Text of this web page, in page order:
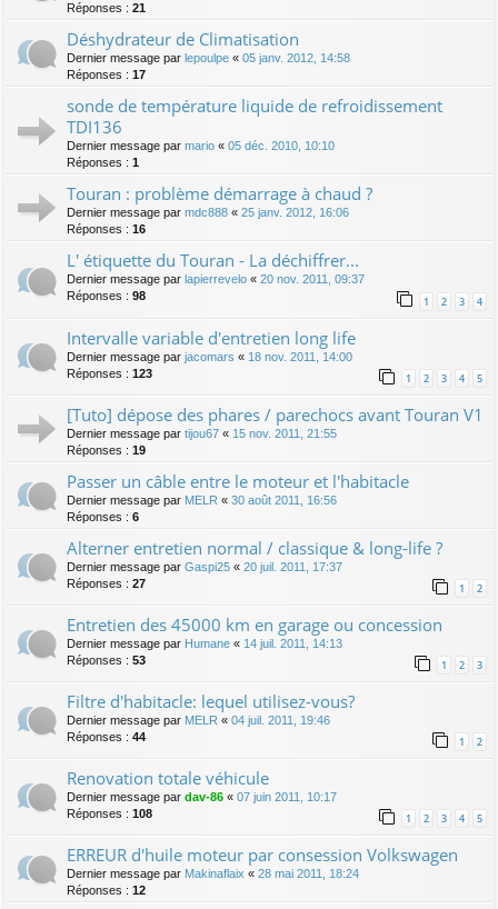
Réponses : 21
Déshydrateur de Climatisation
Dernier message par lepoulpe « 05 janv. 2012, 14:58
Réponses : 17
sonde de température liquide de refroidissement
TDI136
Dernier message par mario « 05 déc. 2010, 10:10
Réponses : 1
Touran : problème démarrage à chaud ?
Dernier message par mdc888 « 25 janv. 2012, 16:06
Réponses : 16
L' étiquette du Touran - La déchiffrer...
Dernier message par lapierrevelo « 20 nov. 2011, 09:37
Réponses : 98 1 2 3 4
Intervalle variable d'entretien long life
Dernier message par jacomars « 18 nov. 2011, 14:00
Réponses : 123 1 2 3 4 5
[Tuto] dépose des phares / parechocs avant Touran V1
Dernier message par tijou67 « 15 nov. 2011, 21:55
Réponses : 19
Passer un câble entre le moteur et l'habitacle
Dernier message par MELR « 30 août 2011, 16:56
Réponses : 6
Alterner entretien normal / classique & long-life ?
Dernier message par Gaspi25 « 20 juil. 2011, 17:37
Réponses : 27 1 2
Entretien des 45000 km en garage ou concession
Dernier message par Humane « 14 juil. 2011, 14:13
Réponses : 53 1 2 3
Filtre d'habitacle: lequel utilisez-vous?
Dernier message par MELR « 04 juil. 2011, 19:46
Réponses : 44 1 2
Renovation totale véhicule
Dernier message par dav-86 « 07 juin 2011, 10:17
Réponses : 108 1 2 3 4 5
ERREUR d'huile moteur par consession Volkswagen
Dernier message par Makinaflaix « 28 mai 2011, 18:24
Réponses : 12